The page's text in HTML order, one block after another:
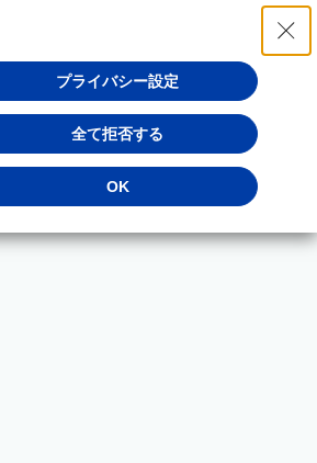
プライバシー設定
全て拒否する
OK